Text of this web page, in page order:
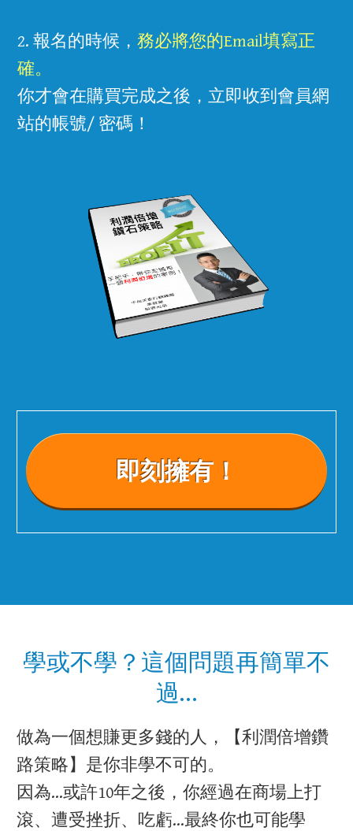
2. 報名的時候， 務必將您的Email填寫正
確。
你才會在購買完成之後，立即收到會員網
站的帳號/ 密碼！
即刻擁有！
學或不學？這個問題再簡單不
過…​
做為一個想賺更多錢的人，【利潤倍增鑽
路策略】是你非學不可的。​
因為…或許10年之後，你經過在商場上打
滾、遭受挫折、吃虧…最終你也可能學